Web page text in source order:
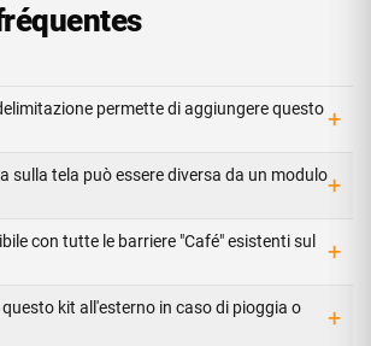
permette di aggiungere questo+
sulla tela può essere diversa da un modulo+
con tutte le barriere "Café" esistenti sul
+
kit all'esterno in caso di pioggia o
+